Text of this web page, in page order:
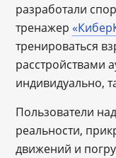
разработали
тренажер «
тренироваться
расстройствами
индивидуально,
Пользователи
реальности,
движений и